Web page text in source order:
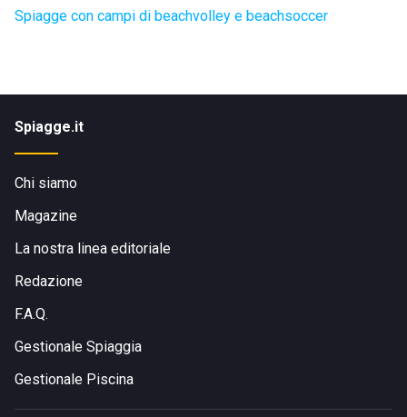
Spiagge con campi di beachvolley e beachsoccer
Spiagge.it
Chi siamo
Magazine
La nostra linea editoriale
Redazione
F.A.Q.
Gestionale Spiaggia
Gestionale Piscina